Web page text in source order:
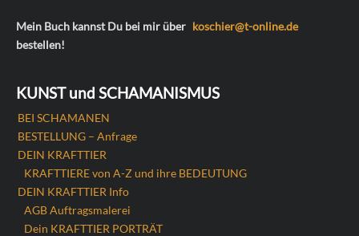
Mein Buch kannst Du bei mir über koschier@t-online.de
bestellen!
KUNST und SCHAMANISMUS
BEI SCHAMANEN
BESTELLUNG – Anfrage
DEIN KRAFTTIER
KRAFTTIERE von A-Z und ihre BEDEUTUNG
DEIN KRAFTTIER Info
AGB Auftragsmalerei
Dein KRAFTTIER PORTRÄT